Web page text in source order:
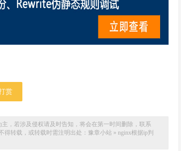
赏
，若涉及侵权请及时告知，将会在第一时间删除，联系
得转载，或转载时需注明出处： 豫章小站 » nginx根据ip判